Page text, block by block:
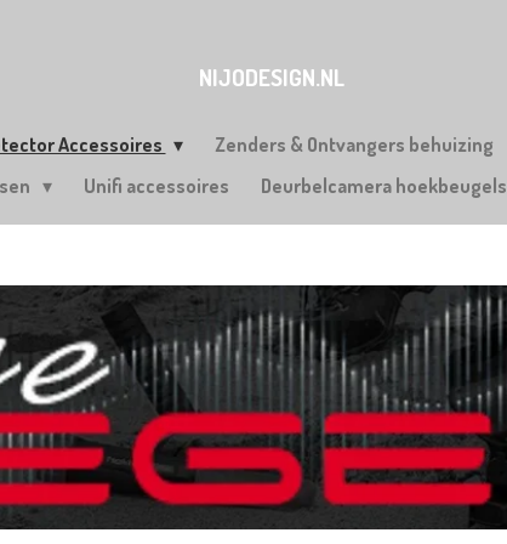
NIJODESIGN.NL
Accessoires Zenders & Ontvangers behuizing
Unifi accessoires Deurbelcamera hoekbeugels